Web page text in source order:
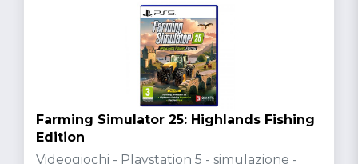
Farming Simulator 25: Highlands Fishing
Edition
Videogiochi - Playstation 5 - simulazione -